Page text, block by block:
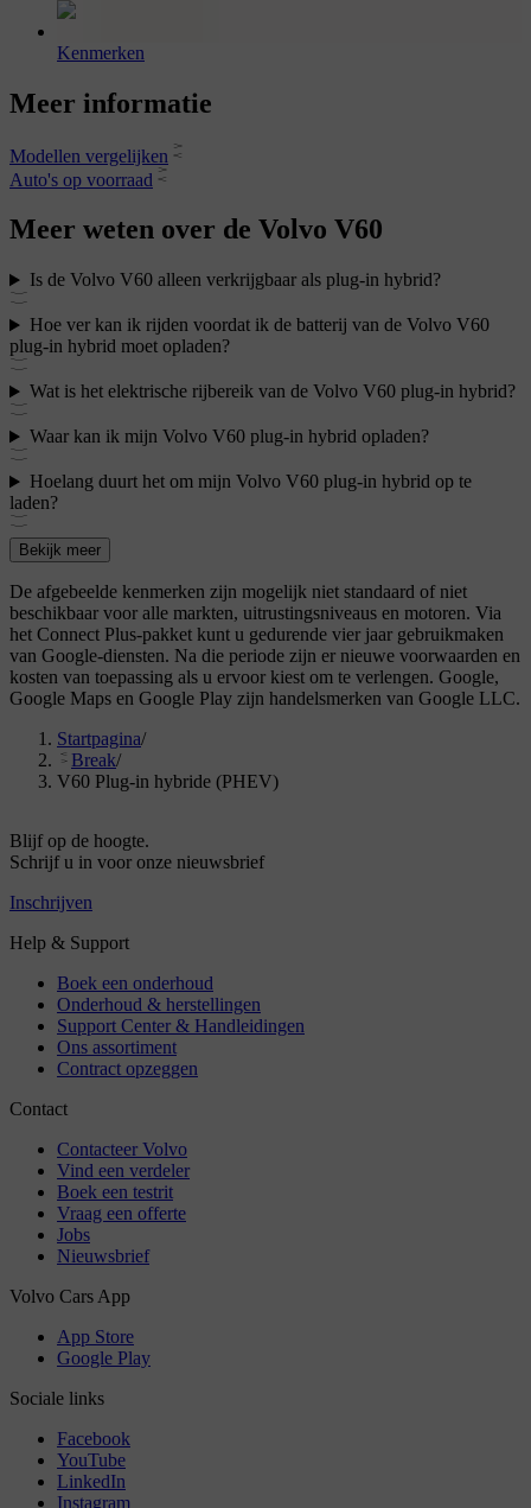
Kenmerken
Meer informatie
Modellen vergelijken
Auto's op voorraad
Meer weten over de Volvo V60
Is de Volvo V60 alleen verkrijgbaar als plug-in hybrid?
Hoe ver kan ik rijden voordat ik de batterij van de Volvo V60
plug-in hybrid moet opladen?
Wat is het elektrische rijbereik van de Volvo V60 plug-in hybrid?
Waar kan ik mijn Volvo V60 plug-in hybrid opladen?
Hoelang duurt het om mijn Volvo V60 plug-in hybrid op te
laden?
Bekijk meer
De afgebeelde kenmerken zijn mogelijk niet standaard of niet
beschikbaar voor alle markten, uitrustingsniveaus en motoren. Via
het Connect Plus-pakket kunt u gedurende vier jaar gebruikmaken
van Google-diensten. Na die periode zijn er nieuwe voorwaarden en
kosten van toepassing als u ervoor kiest om te verlengen. Google,
Google Maps en Google Play zijn handelsmerken van Google LLC.
Startpagina/
Break/
V60 Plug-in hybride (PHEV)